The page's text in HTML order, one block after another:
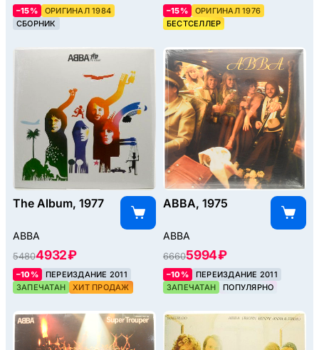
–15%
ОРИГИНАЛ 1984
СБОРНИК
–15%
ОРИГИНАЛ 1976
БЕСТСЕЛЛЕР
The Album, 1977
ABBA
54804932 ₽
–10%
ПЕРЕИЗДАНИЕ 2011
ЗАПЕЧАТАН
ХИТ ПРОДАЖ
ABBA, 1975
ABBA
66605994 ₽
–10%
ПЕРЕИЗДАНИЕ 2011
ЗАПЕЧАТАН
ПОПУЛЯРНО